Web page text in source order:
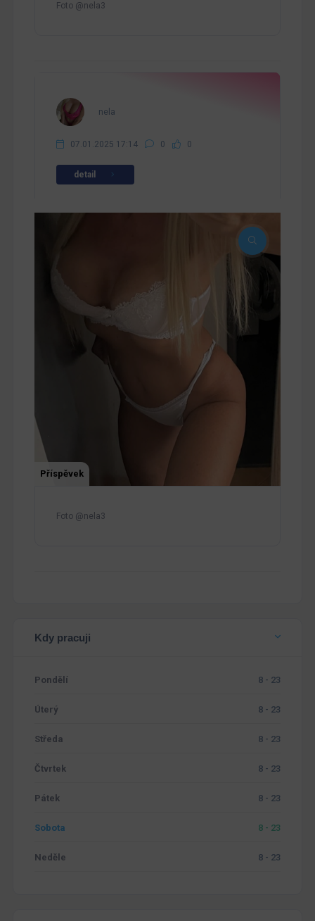
Foto @nela3
nela
07.01.2025 17:14 0 0
detail
Příspěvek
Foto @nela3
Kdy pracuji
Pondělí 8 - 23
Úterý 8 - 23
Středa 8 - 23
Čtvrtek 8 - 23
Pátek 8 - 23
Sobota 8 - 23
Neděle 8 - 23